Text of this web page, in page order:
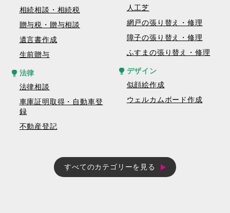
相続相談・相続税
贈与税・贈与相談
遺言書作成
生前贈与
法律
法律相談
車庫証明取得・自動車登
録
不動産登記
人工芝
網戸の張り替え・修理
障子の張り替え・修理
ふすまの張り替え・修理
デザイン
似顔絵作成
ウェルカムボード作成
すべてのカテゴリーを見る